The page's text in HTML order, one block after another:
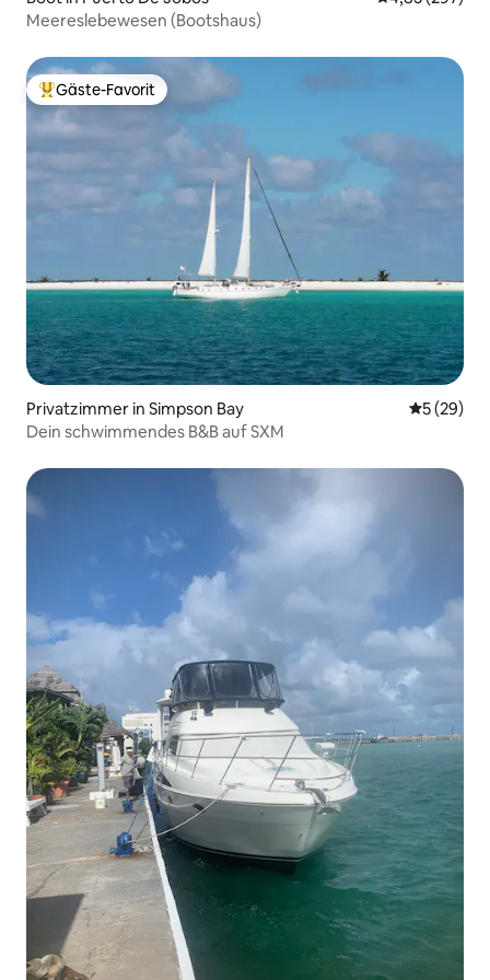
Meereslebewesen (Bootshaus)
Beliebter Gäste-Favorit.
Gäste-Favorit
Privatzimmer in Simpson Bay
5 (29)
Dein schwimmendes B&B auf SXM